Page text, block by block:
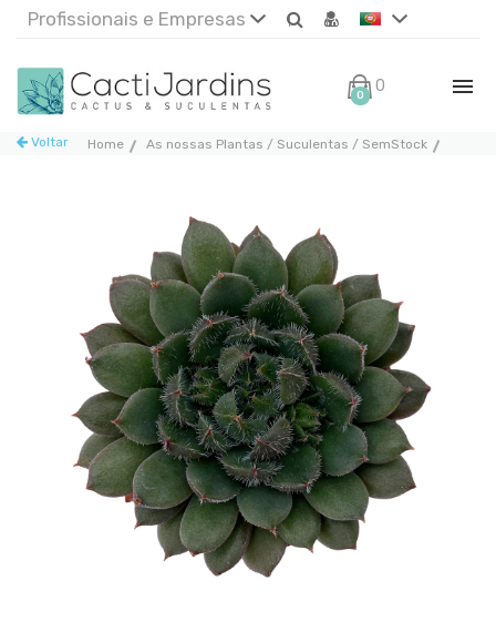
Profissionais e Empresas
0 0€
Home As nossas Plantas / Suculentas / SemStock
Voltar